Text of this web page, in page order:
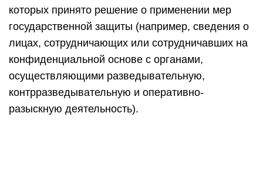
которых принято решение о применении мер
государственной защиты (например, сведения о
лицах, сотрудничающих или сотрудничавших на
конфиденциальной основе с органами,
осуществляющими разведывательную,
контрразведывательную и оперативно-
разыскную деятельность).